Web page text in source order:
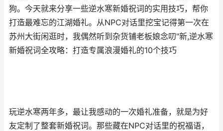
狗。今天就来分享一些逆水寒新婚祝词的实用技巧，帮你
打造最难忘的江湖婚礼。从NPC对话里挖宝记得第一次在
苏州大街闲逛时，我偶然听到杂货铺老板娘念叨"新,逆水寒
新婚祝词全攻略：打造专属浪漫婚礼的10个技巧
玩逆水寒两年多，最让我感动的一次婚礼准备，就是为好
友定制了整套新婚祝词。那些藏在NPC对话里的祝福语，